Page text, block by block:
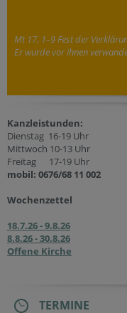
Mt 17, 1–9 Fest der
Er wurde vor ihnen
Kanzleistunden:
Dienstag 16-19 Uhr
Mittwoch 10-13 Uhr
Freitag 17-19 Uhr
mobil: 0676/68 11 002
Wochenzettel
18.7.26 - 9.8.26
8.8.26 - 30.8.26
Offene Kirche
TERMINE